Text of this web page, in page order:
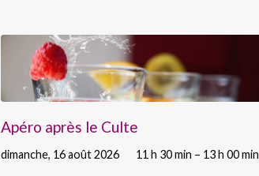
Apéro après le Culte
dimanche, 16 août 2026 11 h 30 min – 13 h 00 min